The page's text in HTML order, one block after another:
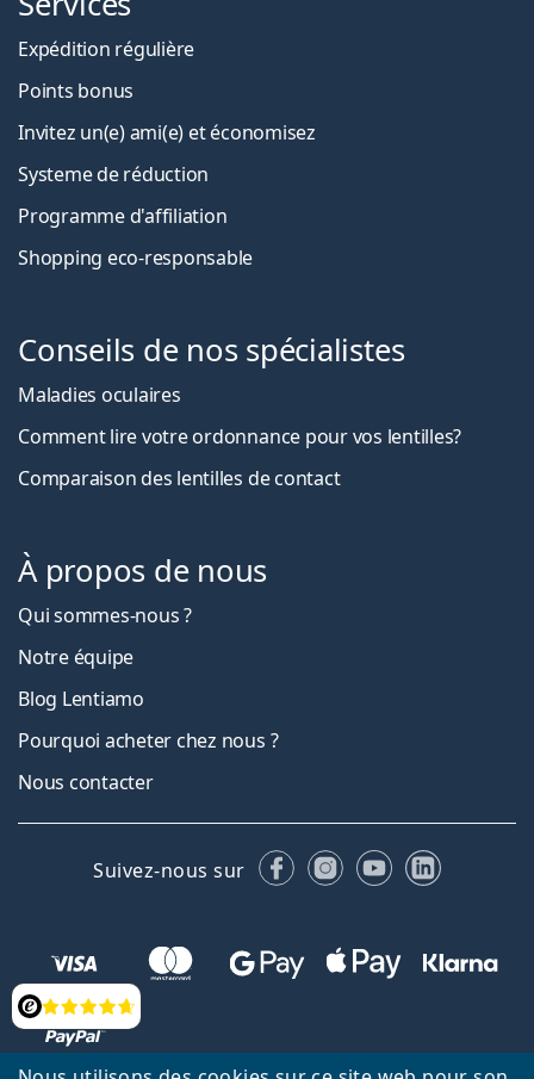
Évaluation
Expédition régulière
Points bonus
Invitez un(e) ami(e) et économisez
Systeme de réduction
Programme d'affiliation
Shopping eco-responsable
Conseils de nos spécialistes
Maladies oculaires
Comment lire votre ordonnance pour vos lentilles?
Comparaison des lentilles de contact
À propos de nous
Qui sommes-nous ?
Notre équipe
Blog Lentiamo
Pourquoi acheter chez nous ?
Nous contacter
Suivez-nous sur FacebookInstagram
YouTubeLinkedIn